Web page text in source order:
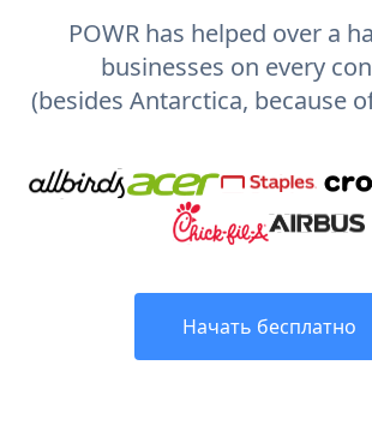
POWR has helped over a
businesses on every
(besides Antarctica, because
Начать бесплатно